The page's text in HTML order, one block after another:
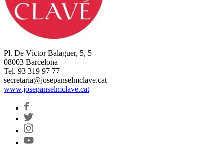
Pl. De Víctor Balaguer, 5, 5
08003 Barcelona
Tel. 93 319 97 77
secretaria@josepanselmclave.cat
www.josepanselmclave.cat